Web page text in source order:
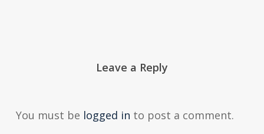
Leave a Reply
You must be logged in to post a comment.